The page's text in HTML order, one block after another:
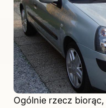
Ogólnie rzecz